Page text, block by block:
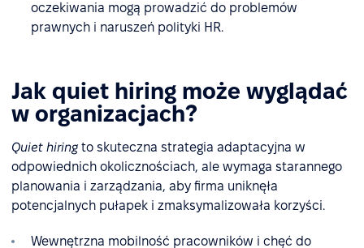
oczekiwania mogą prowadzić do problemów
prawnych i naruszeń polityki HR.
Jak quiet hiring może wyglądać
w organizacjach?
Quiet hiringto skuteczna strategia adaptacyjna w
odpowiednich okolicznościach, ale wymaga starannego
planowania i zarządzania, aby firma uniknęła
potencjalnych pułapek i zmaksymalizowała korzyści.
Wewnętrzna mobilność pracowników i chęć do